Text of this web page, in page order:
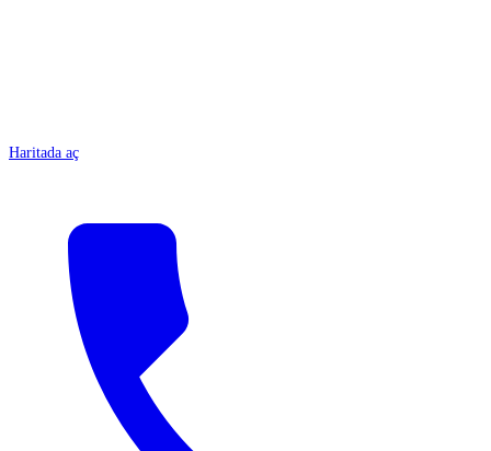
Haritada aç